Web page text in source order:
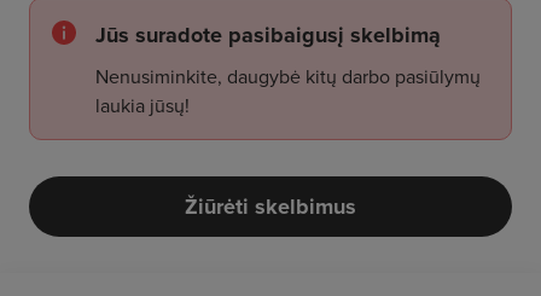
Jūs suradote pasibaigusį skelbimą
Nenusiminkite, daugybė kitų darbo pasiūlymų
laukia jūsų!
Žiūrėti skelbimus